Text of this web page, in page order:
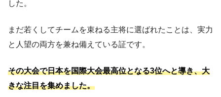
した。
まだ若くしてチームを束ねる主将に選ばれたことは、実力
と人望の両方を兼ね備えている証です。
その大会で日本を国際大会最高位となる3位へと導き、大
きな注目を集めました。